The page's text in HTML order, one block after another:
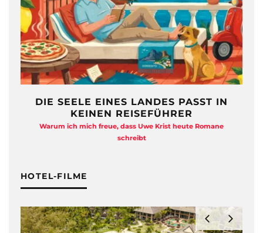
FREIHEIT AUF ZWÖLF
QUADRATMETERN
Anja Kocherscheidts „Lasterleben“ ist kein Aussteiger-
Kitsch
HOTEL-FILME